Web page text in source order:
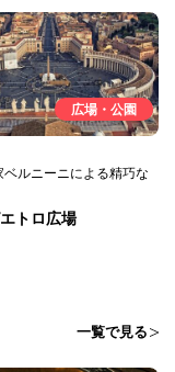
広場・公園
ベルニーニによる精巧な
トロ広場
一覧で見る